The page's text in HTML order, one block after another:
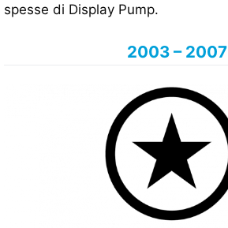
spesse di Display Pump.
2003 – 2007